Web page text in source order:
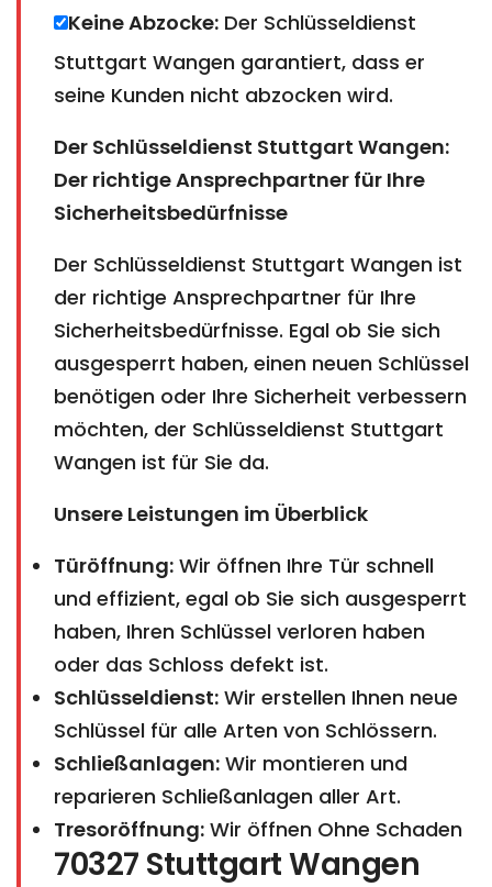
Keine Abzocke: Der Schlüsseldienst
Stuttgart Wangen garantiert, dass er
seine Kunden nicht abzocken wird.
Der Schlüsseldienst Stuttgart Wangen:
Der richtige Ansprechpartner für Ihre
Sicherheitsbedürfnisse
Der Schlüsseldienst Stuttgart Wangen ist
der richtige Ansprechpartner für Ihre
Sicherheitsbedürfnisse. Egal ob Sie sich
ausgesperrt haben, einen neuen Schlüssel
benötigen oder Ihre Sicherheit verbessern
möchten, der Schlüsseldienst Stuttgart
Wangen ist für Sie da.
Unsere Leistungen im Überblick
Türöffnung: Wir öffnen Ihre Tür schnell
und effizient, egal ob Sie sich ausgesperrt
haben, Ihren Schlüssel verloren haben
oder das Schloss defekt ist.
Schlüsseldienst: Wir erstellen Ihnen neue
Schlüssel für alle Arten von Schlössern.
Schließanlagen: Wir montieren und
reparieren Schließanlagen aller Art.
Tresoröffnung: Wir öffnen Ohne Schaden
70327 Stuttgart Wangen